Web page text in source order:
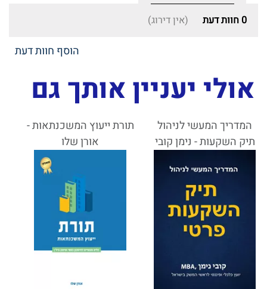
0 חוות דעת (אין דירוג)
הוסף חוות דעת
אולי יעניין אותך גם
המדריך המעשי לניהול
תיק השקעות - נימן קובי
תורת ייעוץ המשכנתאות -
אורן שלו